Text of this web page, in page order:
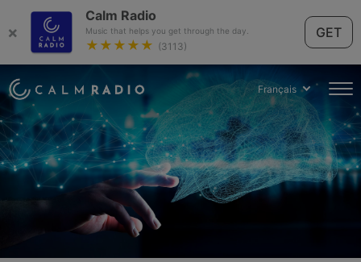
×
Calm Radio
Music that helps you get through the day.
★★★★★ (3113)
GET
Français